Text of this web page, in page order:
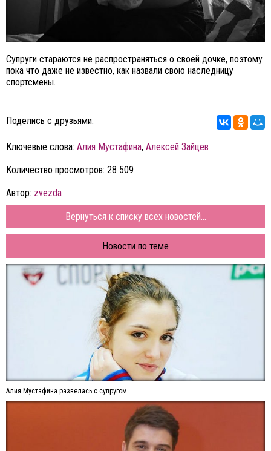
Супруги стараются не распространяться о своей дочке, поэтому
пока что даже не известно, как назвали свою наследницу
спортсмены.
Поделись с друзьями:
Ключевые слова: Алия Мустафина, Алексей Зайцев
Количество просмотров: 28 509
Автор: zvezda
Вернуться к списку всех новостей...
Новости по теме
Алия Мустафина развелась с супругом